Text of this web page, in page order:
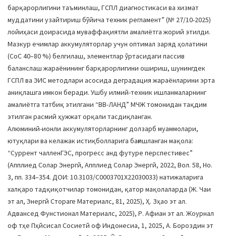
барқарорлигини таъминлаш, ГCПЛ диагностикаси ва хизмат
муддатини узайтириш бўйича техник регламент” (№ 27/10-2025)
лойиҳаси доирасида муваффақиятли амалиётга жорий этилди.
Мазкур ечимлар аккумуляторлар учун оптимал заряд ҳолатини
(СоC 40–80 %) белгилаш, элементлар ўртасидаги пассив
баланслаш жараёнининг барқарорлигини ошириш, шунингдек
ГCПЛ ва ЭИС методлари асосида деградация жараёнларини эрта
аниқлашга имкон беради. Ушбу илмий-техник ишланмаларнинг
амалиётга татбиқ этилгани “ВВ-ЛАНД” МЧЖ томонидан тақдим
этилган расмий ҳужжат орқали тасдиқланган.
Алюминий-ионли аккумуляторларнинг долзарб муаммолари,
ютуқлари ва келажак истиқболларига бағишланган мақола:
“Cуррент чалленГЭС, прогресс анд футуре перспеcтивес”
(Апплиед Солар Энергй, Апплиед Солар Энергй, 2022, Вол. 58, Но.
3, пп. 334–354. ДОИ: 10.3103/С0003701Х22030033) натижаларига
халқаро тадқиқотчилар томонидан, қатор мақолаларда (Ж. Чаи
эт ал, Энергй Стораге Материалс, 81, 2025), Ҳ. Зҳао эт ал.
Адванcед Фунcтионал Материалс, 2025), Р. Афиан эт ал. Жоурнал
оф тҳе Пҳйсиcал Соcиетй оф Индонесиа, 1, 2025, А. Бороздин эт